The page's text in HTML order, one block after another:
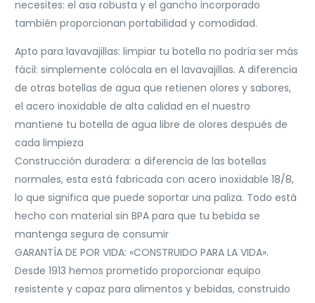
necesites: el asa robusta y el gancho incorporado
también proporcionan portabilidad y comodidad.
Apto para lavavajillas: limpiar tu botella no podría ser más
fácil: simplemente colócala en el lavavajillas. A diferencia
de otras botellas de agua que retienen olores y sabores,
el acero inoxidable de alta calidad en el nuestro
mantiene tu botella de agua libre de olores después de
cada limpieza
Construcción duradera: a diferencia de las botellas
normales, esta está fabricada con acero inoxidable 18/8,
lo que significa que puede soportar una paliza. Todo está
hecho con material sin BPA para que tu bebida se
mantenga segura de consumir
GARANTÍA DE POR VIDA: «CONSTRUIDO PARA LA VIDA».
Desde 1913 hemos prometido proporcionar equipo
resistente y capaz para alimentos y bebidas, construido